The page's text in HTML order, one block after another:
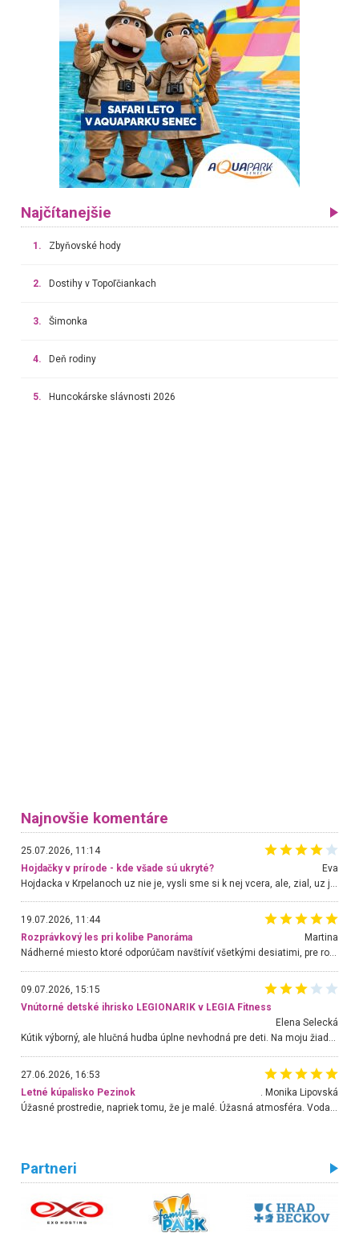
Najčítanejšie
1. Zbyňovské hody
2. Dostihy v Topoľčiankach
3. Šimonka
4. Deň rodiny
5. Huncokárske slávnosti 2026
Najnovšie komentáre
25.07.2026, 11:14
Hojdačky v prírode - kde všade sú ukryté?
Eva
19.07.2026, 11:44
Rozprávkový les pri kolibe Panoráma
Martina
Nádherné miesto ktoré odporúčam navštíviť všetkými desiatimi, pre rodiny s deťmi, dôchodcom... Proste a jednoducho ozaj rozprávkový les.. určite ešte prídeme. Odniesli sme si na pamiatku krásne tričká,
09.07.2026, 15:15
Vnútorné detské ihrisko LEGIONARIK v LEGIA Fitness
Elena Selecká
Kútik výborný, ale hlučná hudba úplne nevhodná pre deti. Na moju žiadosť o aspoň sušenie nereagovali.
27.06.2026, 16:53
Letné kúpalisko Pezinok
. Monika Lipovská
Partneri